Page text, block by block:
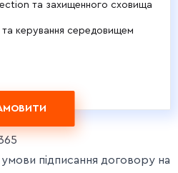
та захищенного сховища
керування середовищем
умови підписання договору на